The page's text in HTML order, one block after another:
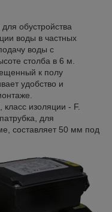
обустройства
воды в частных
воды с
столба в 6 м.
к полу
удобство и
изоляции - F.
для
составляет 50 мм под